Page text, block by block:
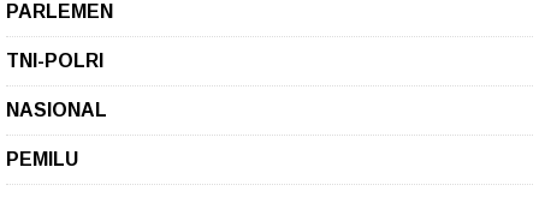
PARLEMEN
TNI-POLRI
NASIONAL
PEMILU